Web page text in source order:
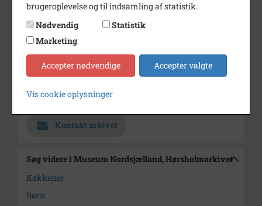
Årstal
1972
Dateringsnote
1972
Fotograf
Størrelse
11 x 11
Kontakt arkivet
Søg videre i Museum Nordsjælland, Hørsholmarkivet
Køkkener
Børn
brugeroplevelse og til indsamling af statistik.
Nødvendig
Statistik
Marketing
Accepter nødvendige Accepter valgte
Vis cookie oplysninger